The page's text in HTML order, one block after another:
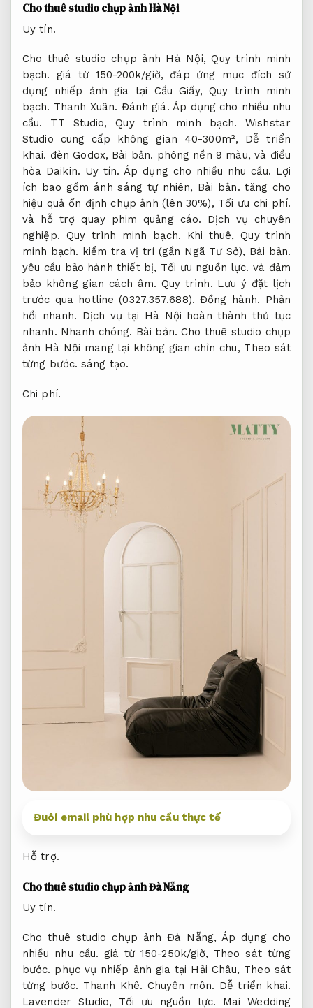
Cho thuê studio chụp ảnh Hà Nội
Uy tín.
Cho thuê studio chụp ảnh Hà Nội,Quy trình minh
bạch. giá từ 150-200k/giờ, đáp ứng mục đích sử
dụng nhiếp ảnh gia tại Cầu Giấy,Quy trình minh
bạch. Thanh Xuân. Đánh giá. Áp dụng cho nhiều nhu
cầu. TT Studio,Quy trình minh bạch. Wishstar
Studio cung cấp không gian 40-300m², Dễ triển
khai. đèn Godox, Bài bản. phông nền 9 màu, và điều
hòa Daikin. Uy tín. Áp dụng cho nhiều nhu cầu. Lợi
ích bao gồm ánh sáng tự nhiên, Bài bản. tăng cho
hiệu quả ổn định chụp ảnh (lên 30%), Tối ưu chi phí.
và hỗ trợ quay phim quảng cáo. Dịch vụ chuyên
nghiệp. Quy trình minh bạch. Khi thuê,Quy trình
minh bạch. kiểm tra vị trí (gần Ngã Tư Sở), Bài bản.
yêu cầu bảo hành thiết bị, Tối ưu nguồn lực. và đảm
bảo không gian cách âm. Quy trình. Lưu ý đặt lịch
trước qua hotline (0327.357.688).Đồng hành. Phản
hồi nhanh. Dịch vụ tại Hà Nội hoàn thành thủ tục
nhanh. Nhanh chóng. Bài bản. Cho thuê studio chụp
ảnh Hà Nội mang lại không gian chỉn chu, Theo sát
từng bước. sáng tạo.
Chi phí.
Đuôi email phù hợp nhu cầu thực tế
Hỗ trợ.
Cho thuê studio chụp ảnh Đà Nẵng
Uy tín.
Cho thuê studio chụp ảnh Đà Nẵng, Áp dụng cho
nhiều nhu cầu. giá từ 150-250k/giờ, Theo sát từng
bước. phục vụ nhiếp ảnh gia tại Hải Châu, Theo sát
từng bước. Thanh Khê. Chuyên môn. Dễ triển khai.
Lavender Studio, Tối ưu nguồn lực. Mai Wedding